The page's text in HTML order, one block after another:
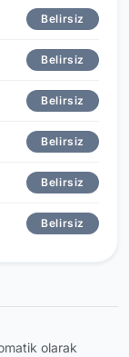
Belirsiz
Belirsiz
Belirsiz
Belirsiz
Belirsiz
Belirsiz
olarak